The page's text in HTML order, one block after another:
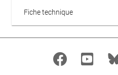
Fiche technique